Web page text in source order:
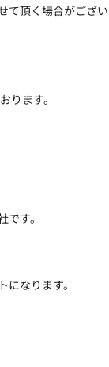
て頂く場合がござい
ります。
す。
なります。